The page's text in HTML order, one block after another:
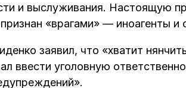
и выслуживания. Настоящую
«врагами» — иноагенты и
заявил, что «хватит
ввести уголовную